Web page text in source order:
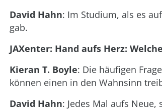
David Hahn: Im Studium, als es
gab.
JAXenter: Hand aufs Herz:
Kieran T. Boyle: Die häufigen
können einen in den Wahnsinn
David Hahn: Jedes Mal aufs